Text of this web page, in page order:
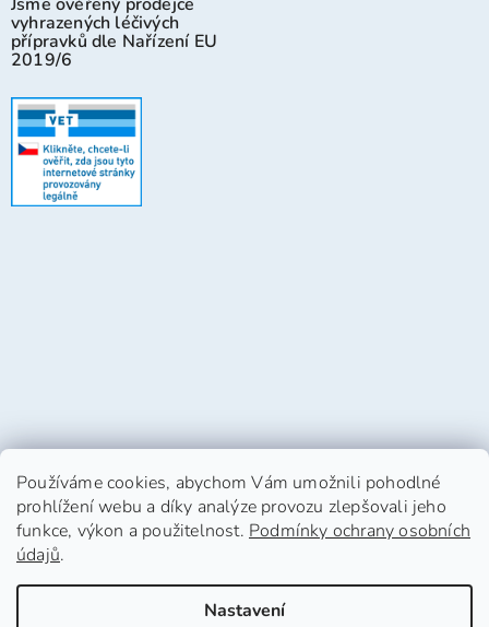
Používáme cookies, abychom Vám umožnili pohodlné
prohlížení webu a díky analýze provozu zlepšovali jeho
funkce, výkon a použitelnost. Podmínky ochrany osobních
údajů.
Nastavení
vyhrazených léčivých
přípravků dle Nařízení EU
2019/6
Vytvořil Shoptet